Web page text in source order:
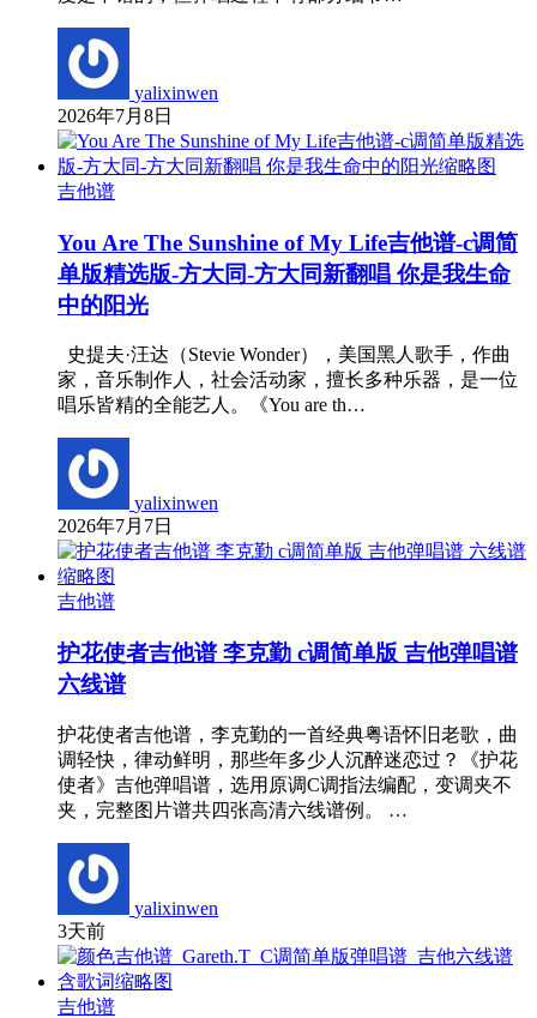
yalixinwen
2026年7月8日
吉他谱
You Are The Sunshine of My Life吉他谱-c调简
单版精选版-方大同-方大同新翻唱 你是我生命
中的阳光
史提夫·汪达（Stevie Wonder），美国黑人歌手，作曲
家，音乐制作人，社会活动家，擅长多种乐器，是一位
唱乐皆精的全能艺人。《You are th…
yalixinwen
2026年7月7日
吉他谱
护花使者吉他谱 李克勤 c调简单版 吉他弹唱谱
六线谱
护花使者吉他谱，李克勤的一首经典粤语怀旧老歌，曲
调轻快，律动鲜明，那些年多少人沉醉迷恋过？《护花
使者》吉他弹唱谱，选用原调C调指法编配，变调夹不
夹，完整图片谱共四张高清六线谱例。 …
yalixinwen
3天前
吉他谱